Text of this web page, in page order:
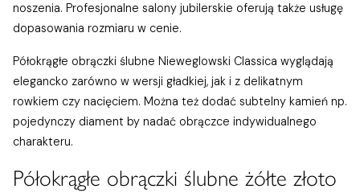
noszenia. Profesjonalne salony jubilerskie oferują także usługę
dopasowania rozmiaru w cenie.
Półokrągłe obrączki ślubne Nieweglowski Classica wyglądają
elegancko zarówno w wersji gładkiej, jak i z delikatnym
rowkiem czy nacięciem. Można też dodać subtelny kamień np.
pojedynczy diament by nadać obrączce indywidualnego
charakteru.
Półokrągłe obrączki ślubne żółte złoto